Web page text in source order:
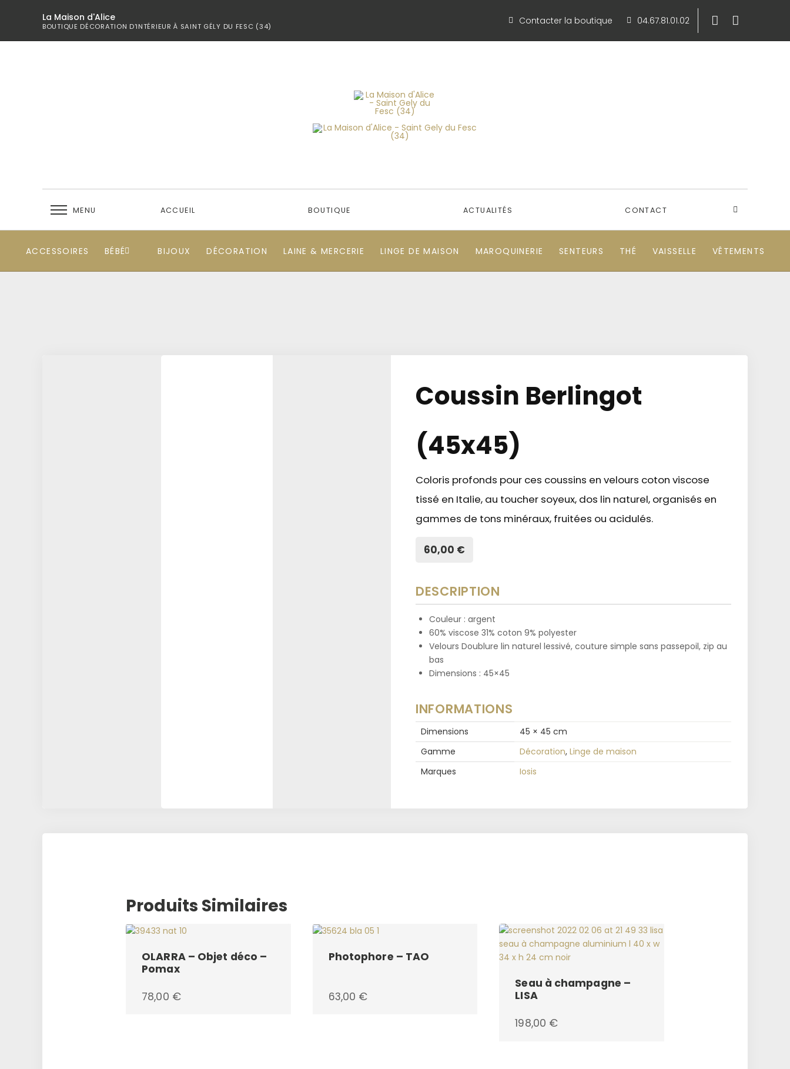
La Maison d'Alice
BOUTIQUE DÉCORATION D'INTÉRIEUR À SAINT GÉLY DU FESC (34) Contacter la boutique 04.67.81.01.02
MENU ACCUEIL BOUTIQUE ACTUALITÉS CONTACT
ACCESSOIRES BÉBÉ BIJOUX DÉCORATION LAINE & MERCERIE LINGE DE MAISON MAROQUINERIE SENTEURS THÉ VAISSELLE VÊTEMENTS
Coussin Berlingot
(45x45)
Coloris profonds pour ces coussins en velours coton viscose
tissé en Italie, au toucher soyeux, dos lin naturel, organisés en
gammes de tons minéraux, fruitées ou acidulés.
60,00 €
DESCRIPTION
Couleur : argent
60% viscose 31% coton 9% polyester
Velours Doublure lin naturel lessivé, couture simple sans passepoil, zip au
bas
Dimensions : 45×45
INFORMATIONS
Dimensions
45 × 45 cm
Gamme
Décoration, Linge de maison
Marques
Iosis
Produits Similaires
OLARRA – Objet déco –
Pomax
78,00 €
Photophore – TAO
63,00 €
Seau à champagne –
LISA
198,00 €